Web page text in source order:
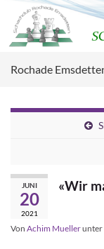
Rochade
JUNI
20
2021
«Wir
Von Achim Muellerunter